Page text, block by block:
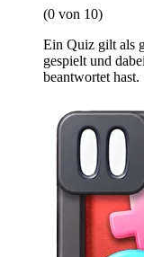
(0 von 10)
Ein Quiz gilt als
gespielt und
beantwortet hast.